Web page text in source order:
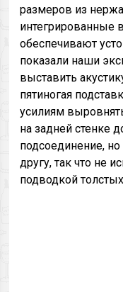
размеров из
интегрированные
обеспечивают
показали наши
выставить
пятиногая
усилиям
на задней стенке
подсоединение, но
другу, так что не
подводкой